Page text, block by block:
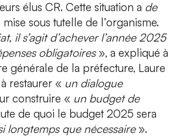
élus CR. Cette situation a de
sous tutelle de l’organisme.
il s’agit d’achever l’année 2025
obligatoires», a expliqué à
générale de la préfecture, Laure
restaurer « un dialogue
construire « un budget de
de quoi le budget 2025 sera
longtemps que nécessaire».